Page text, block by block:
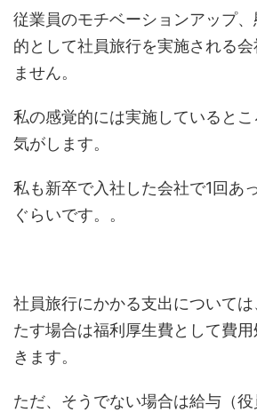
従業員のモチベーションアップ
的として社員旅行を実施される
ません。
私の感覚的には実施していると
気がします。
私も新卒で入社した会社で1回あ
ぐらいです。。
社員旅行にかかる支出について
たす場合は福利厚生費として費
きます。
ただ、そうでない場合は給与（役